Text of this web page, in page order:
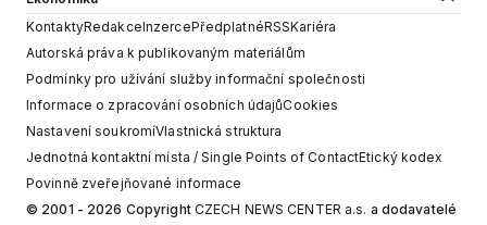
KontaktyRedakceInzercePředplatnéRSSKariéra
Autorská práva k publikovaným materiálům
Podmínky pro užívání služby informační společnosti
Informace o zpracování osobních údajůCookies
Nastavení soukromíVlastnická struktura
Jednotná kontaktní místa / Single Points of ContactEtický kodex
Povinně zveřejňované informace
© 2001 - 2026 Copyright CZECH NEWS CENTER a.s. a dodavatelé